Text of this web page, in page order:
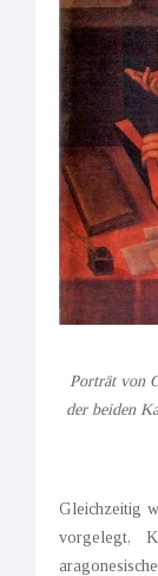
Porträt von
der beiden
Gleichzeitig
vorgelegt,